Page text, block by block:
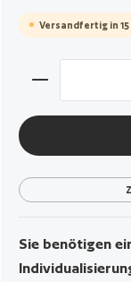
Versandfertig in
Produkt
Sie benötigen